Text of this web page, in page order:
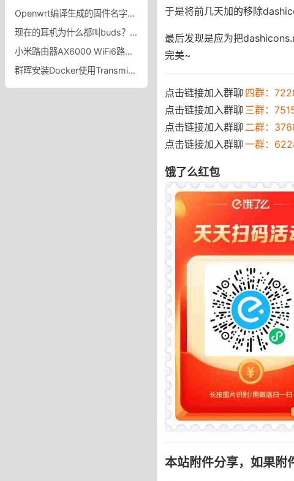
Openwrt编译生成的固件名字sysupgrade，squashfs，factory有什么区别
现在的耳机为什么都叫buds？为什么如今耳机多以“buds”命名？
小米路由器AX6000 WiFi6路由器家用千兆高速5G双频千兆端口学生宿舍稳定大户型全屋覆盖wifi_小米官方旗舰店
群晖安装Docker使用Transmission下载报错Unable to save resume file: No such file or directory
于是将前几天加的移除
最后发现是应为把
完美~
点击链接加入群聊 四群：
点击链接加入群聊 三群：
点击链接加入群聊 二群：
点击链接加入群聊 一群：
饿了么红包
本站附件分享，如果附